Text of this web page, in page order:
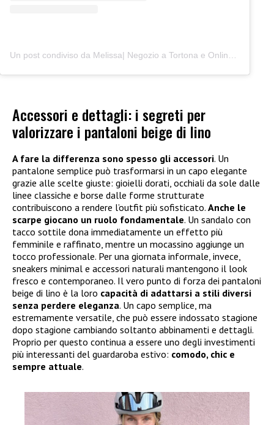
Un post condiviso da Melissa| Negozio a Tortona e Online (@junocreativelab)
Accessori e dettagli: i segreti per
valorizzare i pantaloni beige di lino
A fare la differenza sono spesso gli accessori. Un
pantalone semplice può trasformarsi in un capo elegante
grazie alle scelte giuste: gioielli dorati, occhiali da sole dalle
linee classiche e borse dalle forme strutturate
contribuiscono a rendere l’outfit più sofisticato. Anche le
scarpe giocano un ruolo fondamentale. Un sandalo con
tacco sottile dona immediatamente un effetto più
femminile e raffinato, mentre un mocassino aggiunge un
tocco professionale. Per una giornata informale, invece,
sneakers minimal e accessori naturali mantengono il look
fresco e contemporaneo. Il vero punto di forza dei pantaloni
beige di lino è la loro capacità di adattarsi a stili diversi
senza perdere eleganza. Un capo semplice, ma
estremamente versatile, che può essere indossato stagione
dopo stagione cambiando soltanto abbinamenti e dettagli.
Proprio per questo continua a essere uno degli investimenti
più interessanti del guardaroba estivo: comodo, chic e
sempre attuale.